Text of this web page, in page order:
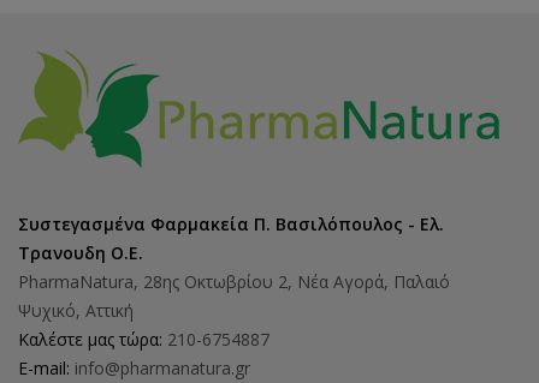
Συστεγασμένα Φαρμακεία Π. Βασιλόπουλος - Ελ.
Τρανουδη Ο.Ε.
PharmaNatura, 28ης Οκτωβρίου 2, Νέα Αγορά, Παλαιό
Ψυχικό, Αττική
Καλέστε μας τώρα: 210-6754887
E-mail: info@pharmanatura.gr